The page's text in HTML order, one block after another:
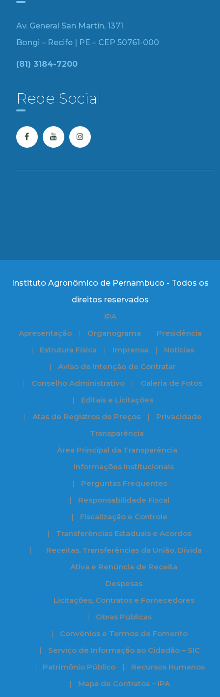
Av. General San Martin, 1371
Bongi – Recife | PE – CEP 50761-000
(81) 3184-7200
Rede Social
Instituto Agronômico de Pernambuco - Todos os
direitos reservados
IPA
Apresentação
Organograma
Presidência
Estrutura Física
Imprensa
Notícias
Aviso de Intenção de Contratar
Conselho Administrativo
Galeria de Fotos
Editais e Licitações
Atas de Registros de Preços
Privacidade
Transparência
Àrea Principal da Transparência
Informações Institucionais
Perguntas Frequentes
Responsabilidade Fiscal
Fiscalização e Controle
Transferências Estaduais e Acordos
Receitas, Transferências da União, Dívida
Ativa e Renúncia de Receita
Despesas
Licitações, Contratos e Fornecedores
Obras Públicas
Convênios e Termos de Fomento
Serviço de Informação ao Cidadão – SIC
Patrimônio Público
Recursos Humanos
Mapa de Contratos – IPA